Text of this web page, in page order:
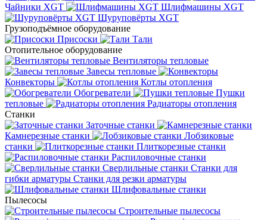
Чайники XGT
Шлифмашины XGT
Шуруповёрты XGT
Грузоподъёмное оборудование
Присоски
Тали
Отопительное оборудование
Вентиляторы тепловые
Завесы тепловые
Конвекторы
Котлы отопления
Обогреватели
Пушки
тепловые
Радиаторы отопления
Станки
Заточные станки
Камнерезные станки
Лобзиковые
станки
Плиткорезные станки
Распиловочные станки
Сверлильные станки Станки для
гибки арматуры Станки для резки арматуры
Шлифовальные станки
Пылесосы
Строительные пылесосы